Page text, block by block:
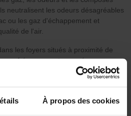
À propos des cookies
neutralisent les odeurs désagréables
ou les gaz d'échappement et
de l'air.
les foyers situés à proximité de
ou fréquemment exposés aux
les cuisines ouvertes et les pièces à
de ventilation et filtres